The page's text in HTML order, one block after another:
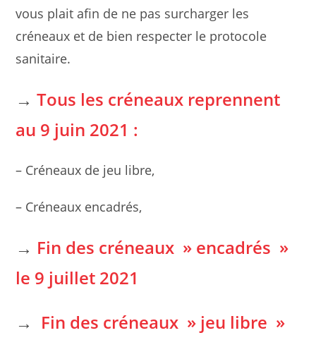
vous plait afin de ne pas surcharger les
créneaux et de bien respecter le protocole
sanitaire.
→Tous les créneaux reprennent
au 9 juin 2021 :
– Créneaux de jeu libre,
– Créneaux encadrés,
→ Fin des créneaux » encadrés »
le 9 juillet 2021
→ Fin des créneaux » jeu libre »